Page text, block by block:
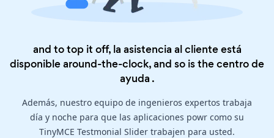
and to top it off, la asistencia al cliente está
disponible around-the-clock, and so is thecentro de
ayuda .
Además, nuestro equipo de ingenieros expertos trabaja
día y noche para que las aplicaciones powr como su
TinyMCE Testmonial Slider trabajen para usted.